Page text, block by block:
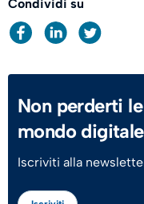
Condividi su
Non perderti
mondo
Iscriviti alla